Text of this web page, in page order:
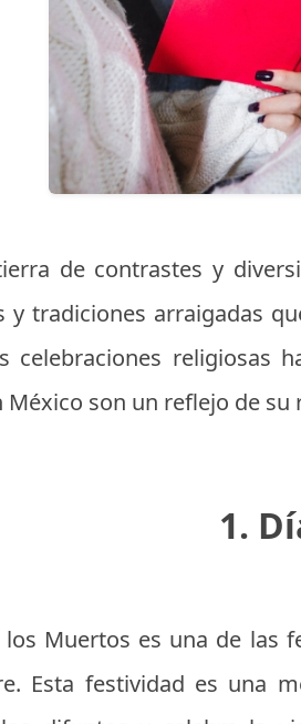
de contrastes y
y tradiciones arraigadas
celebraciones religiosas
México son un reflejo de
1.
los Muertos es una de las
Esta festividad es una